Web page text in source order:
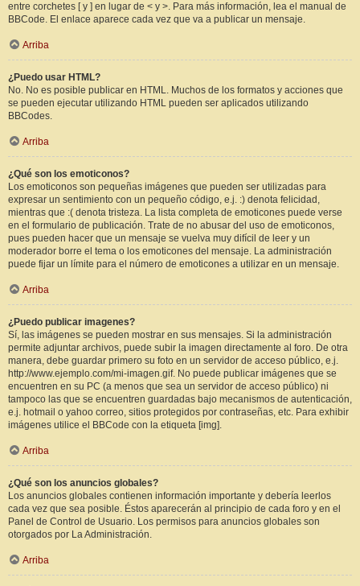
entre corchetes [ y ] en lugar de < y >. Para más información, lea el manual de
BBCode. El enlace aparece cada vez que va a publicar un mensaje.
Arriba
¿Puedo usar HTML?
No. No es posible publicar en HTML. Muchos de los formatos y acciones que
se pueden ejecutar utilizando HTML pueden ser aplicados utilizando
BBCodes.
Arriba
¿Qué son los emoticonos?
Los emoticonos son pequeñas imágenes que pueden ser utilizadas para
expresar un sentimiento con un pequeño código, e.j. :) denota felicidad,
mientras que :( denota tristeza. La lista completa de emoticones puede verse
en el formulario de publicación. Trate de no abusar del uso de emoticonos,
pues pueden hacer que un mensaje se vuelva muy difícil de leer y un
moderador borre el tema o los emoticones del mensaje. La administración
puede fijar un límite para el número de emoticones a utilizar en un mensaje.
Arriba
¿Puedo publicar imagenes?
Sí, las imágenes se pueden mostrar en sus mensajes. Si la administración
permite adjuntar archivos, puede subir la imagen directamente al foro. De otra
manera, debe guardar primero su foto en un servidor de acceso público, e.j.
http://www.ejemplo.com/mi-imagen.gif. No puede publicar imágenes que se
encuentren en su PC (a menos que sea un servidor de acceso público) ni
tampoco las que se encuentren guardadas bajo mecanismos de autenticación,
e.j. hotmail o yahoo correo, sitios protegidos por contraseñas, etc. Para exhibir
imágenes utilice el BBCode con la etiqueta [img].
Arriba
¿Qué son los anuncios globales?
Los anuncios globales contienen información importante y debería leerlos
cada vez que sea posible. Éstos aparecerán al principio de cada foro y en el
Panel de Control de Usuario. Los permisos para anuncios globales son
otorgados por La Administración.
Arriba